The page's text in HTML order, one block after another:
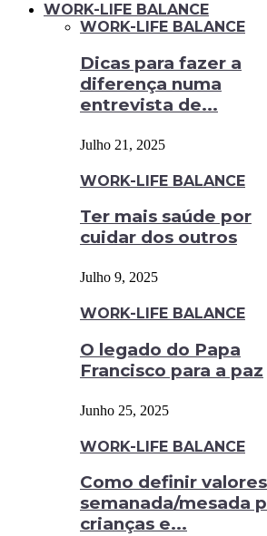
WORK-LIFE BALANCE
WORK-LIFE BALANCE
Dicas para fazer a
diferença numa
entrevista de...
Julho 21, 2025
WORK-LIFE BALANCE
Ter mais saúde por
cuidar dos outros
Julho 9, 2025
WORK-LIFE BALANCE
O legado do Papa
Francisco para a paz
Junho 25, 2025
WORK-LIFE BALANCE
Como definir
semanada/mesada
crianças e...